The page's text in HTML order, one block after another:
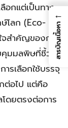
อกแต่เป็นทาง
โลก (Eco-
จสำคัญของการ
มมลพิษที่ชี้ว่า
รเลือกใช้บรรจุ
ต่อไป แต่คือ
ดยตรงต่อการ
←
สารบัญเนื้อหา